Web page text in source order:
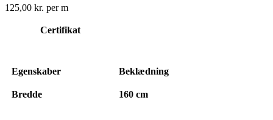
125,00 kr. per m
Certifikat
Egenskaber Beklædning
Bredde 160 cm